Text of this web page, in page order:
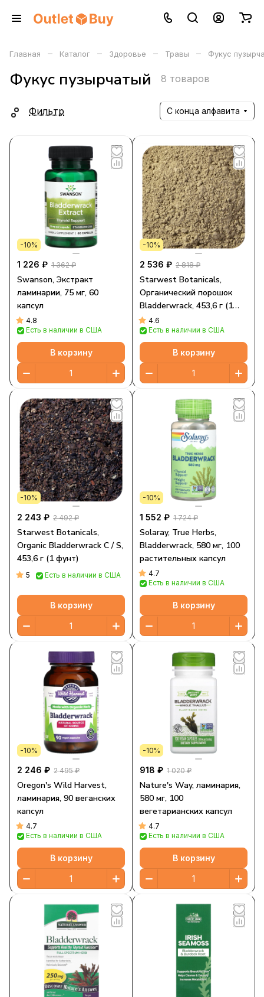
Главная – Каталог – Здоровье – Травы – Фукус
Фукус пузырчатый 8 товаров
Фильтр С конца алфавита
-10%
1 226 ₽ 1 362 ₽
Swanson, Экстракт
ламинарии, 75 мг, 60
капсул
4.8
Есть в наличии в США
В корзину
-10%
2 536 ₽ 2 818 ₽
Starwest Botanicals,
Органический порошок
Bladderwrack, 453,6 г (1
фунт)
4.6
Есть в наличии в США
В корзину
-10%
2 243 ₽ 2 492 ₽
Starwest Botanicals,
Organic Bladderwrack C / S,
453,6 г (1 фунт)
5 Есть в наличии в США
В корзину
-10%
1 552 ₽ 1 724 ₽
Solaray, True Herbs,
Bladderwrack, 580 мг, 100
растительных капсул
4.7
Есть в наличии в США
В корзину
-10%
2 246 ₽ 2 495 ₽
Oregon's Wild Harvest,
ламинария, 90 веганских
капсул
4.7
Есть в наличии в США
В корзину
-10%
918 ₽ 1 020 ₽
Nature's Way, ламинария,
580 мг, 100
вегетарианских капсул
4.7
Есть в наличии в США
В корзину